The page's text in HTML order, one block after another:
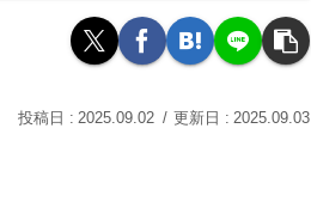
2025.09.02 2025.09.03